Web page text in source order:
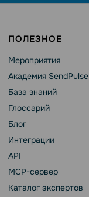
ПОЛЕЗНОЕ
Мероприятия
Академия SendPulse
База знаний
Глоссарий
Блог
Интеграции
API
MCP-сервер
Каталог экспертов